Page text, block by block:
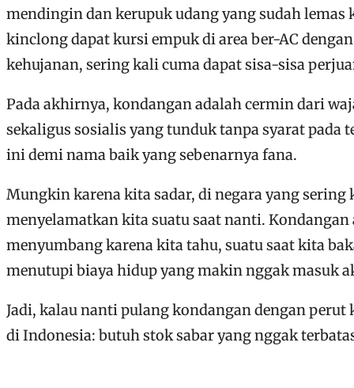
mendingin dan kerupuk udang yang sudah
kinclong dapat kursi empuk di area ber-AC
kehujanan, sering kali cuma dapat sisa-sisa
Pada akhirnya, kondangan adalah cermin dari
sekaligus sosialis yang tunduk tanpa syarat pada
ini demi nama baik yang sebenarnya fana.
Mungkin karena kita sadar, di negara yang
menyelamatkan kita suatu saat nanti.
menyumbang karena kita tahu, suatu saat kita
menutupi biaya hidup yang makin nggak masuk
Jadi, kalau nanti pulang kondangan dengan
di Indonesia: butuh stok sabar yang nggak